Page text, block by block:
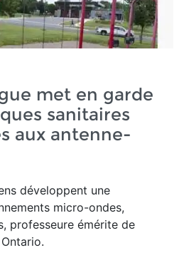
met en garde
sanitaires
aux antenne-
développent une
micro-ondes,
professeure émérite de